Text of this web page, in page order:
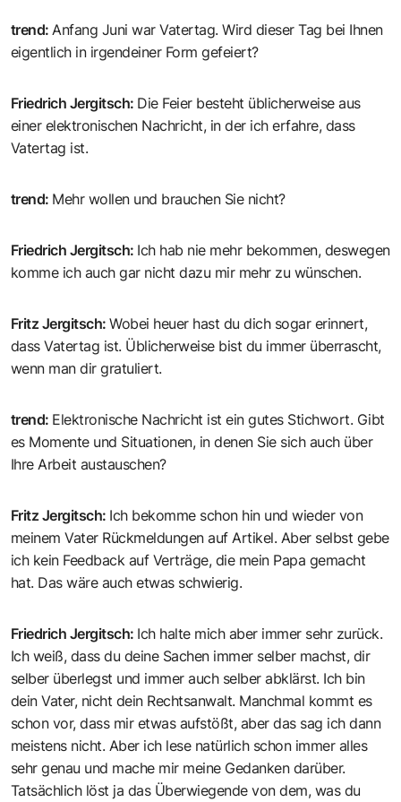
trend: Anfang Juni war Vatertag. Wird dieser Tag bei Ihnen
eigentlich in irgendeiner Form gefeiert?
Friedrich Jergitsch: Die Feier besteht üblicherweise aus
einer elektronischen Nachricht, in der ich erfahre, dass
Vatertag ist.
trend: Mehr wollen und brauchen Sie nicht?
Friedrich Jergitsch: Ich hab nie mehr bekommen, deswegen
komme ich auch gar nicht dazu mir mehr zu wünschen.
Fritz Jergitsch:Wobei heuer hast du dich sogar erinnert,
dass Vatertag ist. Üblicherweise bist du immer überrascht,
wenn man dir gratuliert.
trend: Elektronische Nachricht ist ein gutes Stichwort. Gibt
es Momente und Situationen, in denen Sie sich auch über
Ihre Arbeit austauschen?
Fritz Jergitsch: Ich bekomme schon hin und wieder von
meinem Vater Rückmeldungen auf Artikel. Aber selbst gebe
ich kein Feedback auf Verträge, die mein Papa gemacht
hat. Das wäre auch etwas schwierig.
Friedrich Jergitsch: Ich halte mich aber immer sehr zurück.
Ich weiß, dass du deine Sachen immer selber machst, dir
selber überlegst und immer auch selber abklärst. Ich bin
dein Vater, nicht dein Rechtsanwalt. Manchmal kommt es
schon vor, dass mir etwas aufstößt, aber das sag ich dann
meistens nicht. Aber ich lese natürlich schon immer alles
sehr genau und mache mir meine Gedanken darüber.
Tatsächlich löst ja das Überwiegende von dem, was du